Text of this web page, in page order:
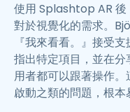
使用 Splashtop AR
對於視覺化的需求。
『我來看看。』接受
指出特定項目，並在
用者都可以跟著操作
啟動之類的問題，根本